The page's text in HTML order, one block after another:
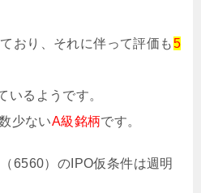
おり、それに伴って評価も5
いるようです。
少ないA級銘柄です。
（6560）のIPO仮条件は週明